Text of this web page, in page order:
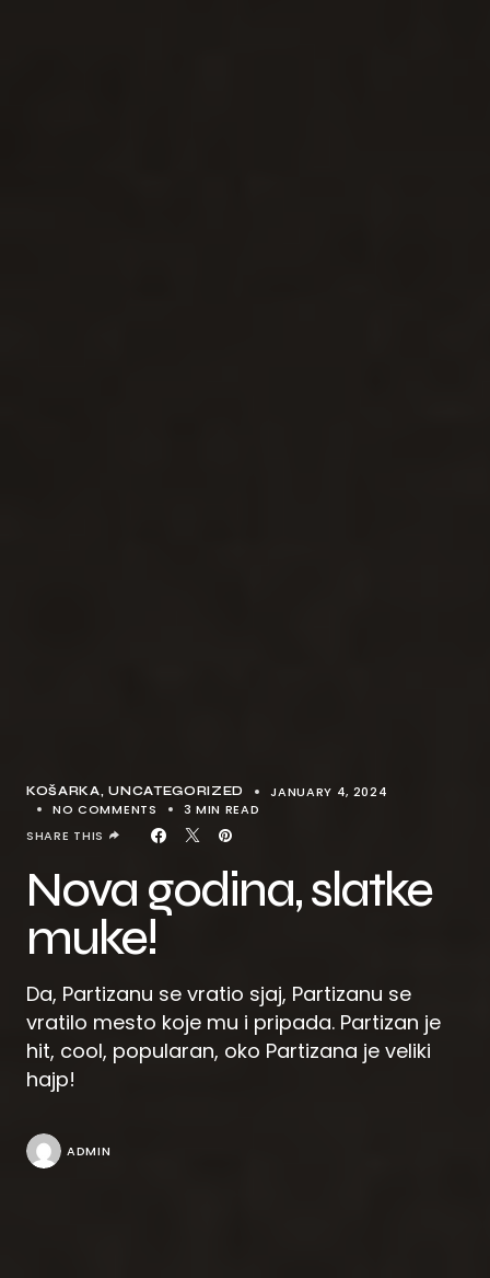
KOŠARKA UNCATEGORIZED
JANUARY 4, 2024
NO COMMENTS
3 MIN READ
SHARE THIS
Nova godina, slatke
muke!
Da, Partizanu se vratio sjaj, Partizanu se
vratilo mesto koje mu i pripada. Partizan je
hit, cool, popularan, oko Partizana je veliki
hajp!
ADMIN